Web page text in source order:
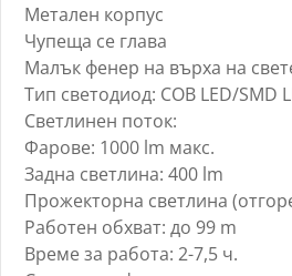
Метален корпус
Чупеща се глава
Малък фенер на върха на
Тип светодиод: COB LED/SMD
Светлинен поток:
Фарове: 1000 lm макс.
Задна светлина: 400 lm
Прожекторна светлина
Работен обхват: до 99 m
Време за работа: 2-7,5 ч.